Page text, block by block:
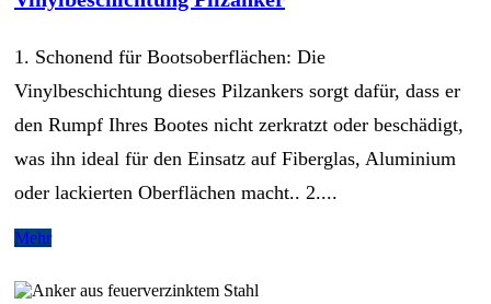
1. Schonend für Bootsoberflächen: Die
Vinylbeschichtung dieses Pilzankers sorgt dafür, dass er
den Rumpf Ihres Bootes nicht zerkratzt oder beschädigt,
was ihn ideal für den Einsatz auf Fiberglas, Aluminium
oder lackierten Oberflächen macht.. 2....
Mehr